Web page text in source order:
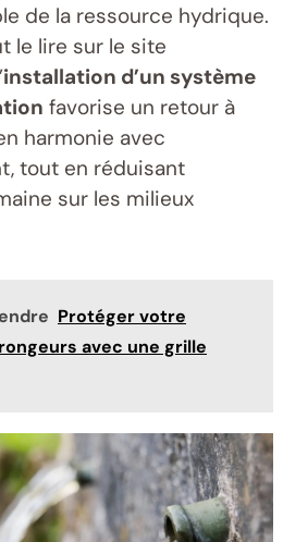
de la ressource hydrique.
le lire sur le site
installation d’un système
favorise un retour à
harmonie avec
tout en réduisant
sur les milieux
Protéger votre
avec une grille